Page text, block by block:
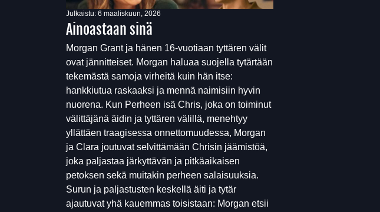
Julkaistu: 6 maaliskuun, 2026
Ainoastaan sinä
Morgan Grant ja hänen 16-vuotiaan tyttären välit
ovat jännitteiset. Morgan haluaa suojella tytärtään
tekemästä samoja virheitä kuin hän itse:
hankkiutua raskaaksi ja mennä naimisiin hyvin
nuorena. Kun Perheen isä Chris, joka on toiminut
välittäjänä äidin ja tyttären välillä, menehtyy
yllättäen traagisessa onnettomuudessa, Morgan
ja Clara joutuvat selvittämään Chrisin jäämistöä,
joka paljastaa järkyttävän ja pitkäaikaisen
petoksen sekä muitakin perheen salaisuuksia.
Surun ja paljastusten keskellä äiti ja tytär
ajautuvat yhä kauemmas toisistaan: Morgan etsii